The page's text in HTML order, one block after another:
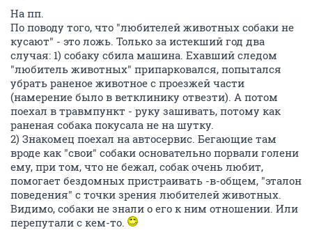
На пп.
По поводу того, что "любителей животных собаки не
кусают" - это ложь. Только за истекший год два
случая: 1) собаку сбила машина. Ехавший следом
"любитель животных" припарковался, попытался
убрать раненое животное с проезжей части
(намерение было в ветклинику отвезти). А потом
поехал в травмпункт - руку зашивать, потому как
раненая собака покусала не на шутку.
2) Знакомец поехал на автосервис. Бегающие там
вроде как "свои" собаки основательно порвали голени
ему, при том, что не бежал, собак очень любит,
помогает бездомных пристраивать -в-общем, "эталон
поведения" с точки зрения любителей животных.
Видимо, собаки не знали о его к ним отношении. Или
перепутали с кем-то.